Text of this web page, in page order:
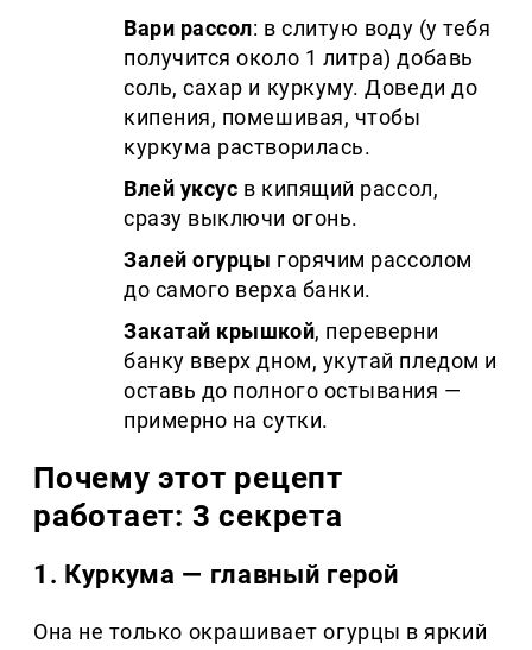
Вари рассол: в слитую воду (у тебя
получится около 1 литра) добавь
соль, сахар и куркуму. Доведи до
кипения, помешивая, чтобы
куркума растворилась.
Влей уксус в кипящий рассол,
сразу выключи огонь.
Залей огурцы горячим рассолом
до самого верха банки.
Закатай крышкой, переверни
банку вверх дном, укутай пледом и
оставь до полного остывания —
примерно на сутки.
Почему этот рецепт
работает: 3 секрета
1. Куркума — главный герой
Она не только окрашивает огурцы в яркий